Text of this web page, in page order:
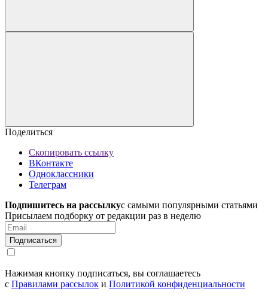
Поделиться
Скопировать ссылку
ВКонтакте
Одноклассники
Телеграм
Подпишитесь на рассылкус самыми популярными статьями
Присылаем подборку от редакции раз в неделю
Подписаться
Нажимая кнопку подписаться, вы соглашаетесь
с Правилами рассылок и Политикой конфиденциальности